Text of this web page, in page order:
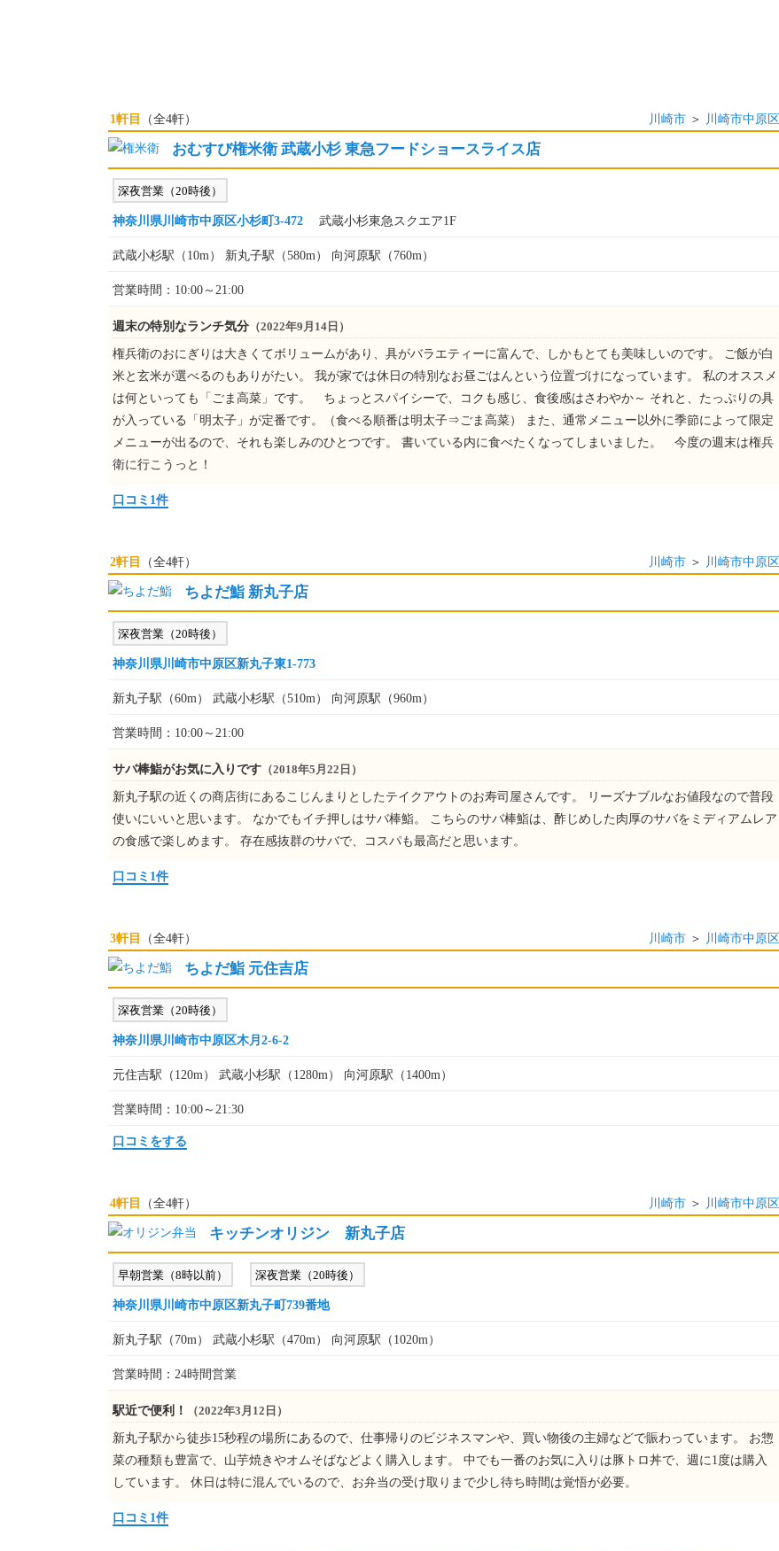
1軒目 （全4軒） 川崎市 ＞ 川崎市中原区
おむすび権米衛 武蔵小杉 東急フードショースライス店
深夜営業（20時後）
神奈川県川崎市中原区小杉町3-472 武蔵小杉東急スクエア1F
武蔵小杉駅（10m） 新丸子駅（580m） 向河原駅（760m）
営業時間：10:00～21:00
週末の特別なランチ気分 （2022年9月14日）
権兵衛のおにぎりは大きくてボリュームがあり、具がバラエティーに富んで、しかもとても美味しいのです。 ご飯が白
米と玄米が選べるのもありがたい。 我が家では休日の特別なお昼ごはんという位置づけになっています。 私のオススメ
は何といっても「ごま高菜」です。 ちょっとスパイシーで、コクも感じ、食後感はさわやか～ それと、たっぷりの具
が入っている「明太子」が定番です。（食べる順番は明太子⇒ごま高菜） また、通常メニュー以外に季節によって限定
メニューが出るので、それも楽しみのひとつです。 書いている内に食べたくなってしまいました。 今度の週末は権兵
衛に行こうっと！
口コミ1件
2軒目 （全4軒） 川崎市 ＞ 川崎市中原区
ちよだ鮨 新丸子店
深夜営業（20時後）
神奈川県川崎市中原区新丸子東1-773
新丸子駅（60m） 武蔵小杉駅（510m） 向河原駅（960m）
営業時間：10:00～21:00
サバ棒鮨がお気に入りです （2018年5月22日）
新丸子駅の近くの商店街にあるこじんまりとしたテイクアウトのお寿司屋さんです。 リーズナブルなお値段なので普段
使いにいいと思います。 なかでもイチ押しはサバ棒鮨。 こちらのサバ棒鮨は、酢じめした肉厚のサバをミディアムレア
の食感で楽しめます。 存在感抜群のサバで、コスパも最高だと思います。
口コミ1件
3軒目 （全4軒） 川崎市 ＞ 川崎市中原区
ちよだ鮨 元住吉店
深夜営業（20時後）
神奈川県川崎市中原区木月2-6-2
元住吉駅（120m） 武蔵小杉駅（1280m） 向河原駅（1400m）
営業時間：10:00～21:30
口コミをする
4軒目 （全4軒） 川崎市 ＞ 川崎市中原区
キッチンオリジン 新丸子店
早朝営業（8時以前） 深夜営業（20時後）
神奈川県川崎市中原区新丸子町739番地
新丸子駅（70m） 武蔵小杉駅（470m） 向河原駅（1020m）
営業時間：24時間営業
駅近で便利！ （2022年3月12日）
新丸子駅から徒歩15秒程の場所にあるので、仕事帰りのビジネスマンや、買い物後の主婦などで賑わっています。 お惣
菜の種類も豊富で、山芋焼きやオムそばなどよく購入します。 中でも一番のお気に入りは豚トロ丼で、週に1度は購入
しています。 休日は特に混んでいるので、お弁当の受け取りまで少し待ち時間は覚悟が必要。
口コミ1件